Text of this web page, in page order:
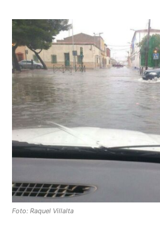
Foto: Raquel Villalta